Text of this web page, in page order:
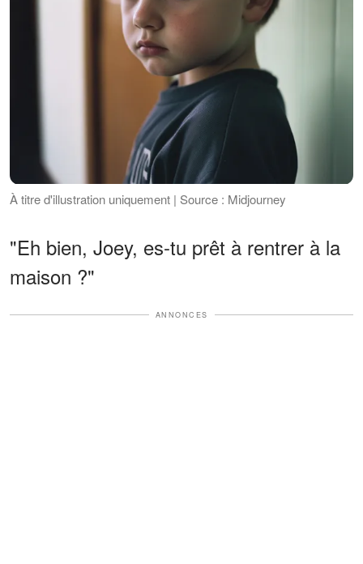
À titre d'illustration uniquement | Source : Midjourney
"Eh bien, Joey, es-tu prêt à rentrer à la
maison ?"
ANNONCES